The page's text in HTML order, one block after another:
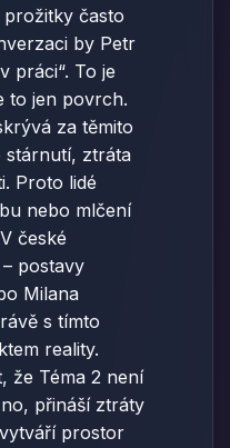
často
by Petr
práci“. To je
to jen povrch.
za těmito
stárnutí, ztráta
Proto lidé
nebo mlčení
české
postavy
Milana
s tímto
reality.
že Téma 2 není
přináší ztráty
prostor